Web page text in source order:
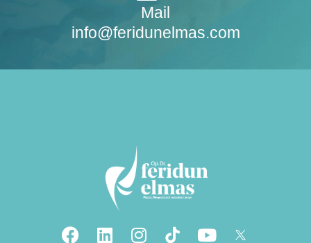
Mail
info@feridunelmas.com